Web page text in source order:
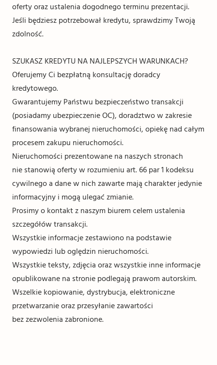
oferty oraz ustalenia dogodnego terminu prezentacji.
Jeśli będziesz potrzebował kredytu, sprawdzimy Twoją
zdolność.
SZUKASZ KREDYTU NA NAJLEPSZYCH WARUNKACH?
Oferujemy Ci bezpłatną konsultację doradcy
kredytowego.
Gwarantujemy Państwu bezpieczeństwo transakcji
(posiadamy ubezpieczenie OC), doradztwo w zakresie
finansowania wybranej nieruchomości, opiekę nad całym
procesem zakupu nieruchomości.
Nieruchomości prezentowane na naszych stronach
nie stanowią oferty w rozumieniu art. 66 par 1 kodeksu
cywilnego a dane w nich zawarte mają charakter jedynie
informacyjny i mogą ulegać zmianie.
Prosimy o kontakt z naszym biurem celem ustalenia
szczegółów transakcji.
Wszystkie informacje zestawiono na podstawie
wypowiedzi lub oględzin nieruchomości.
Wszystkie teksty, zdjęcia oraz wszystkie inne informacje
opublikowane na stronie podlegają prawom autorskim.
Wszelkie kopiowanie, dystrybucja, elektroniczne
przetwarzanie oraz przesyłanie zawartości
bez zezwolenia zabronione.